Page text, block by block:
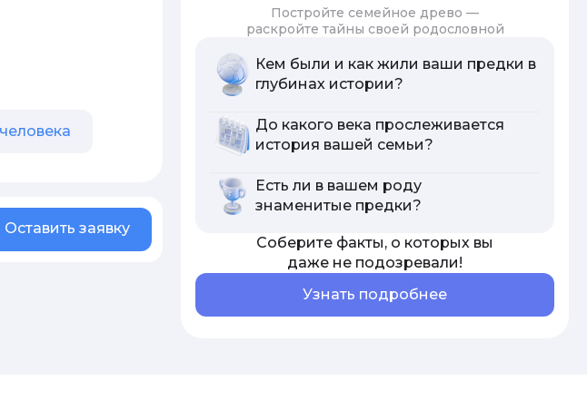
Оставить заявку
Постройте семейное древо —
раскройте тайны своей родословной
Кем были и как жили ваши предки в
глубинах истории?
До какого века прослеживается
история вашей семьи?
Есть ли в вашем роду
знаменитые предки?
Соберите факты, о которых вы
даже не подозревали!
Узнать подробнее